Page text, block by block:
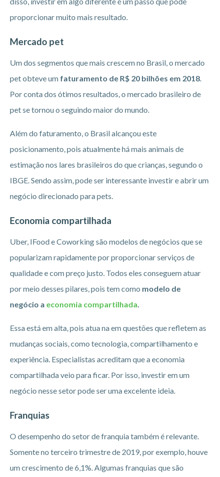
proporcionar muito mais resultado.
Mercado pet
Um dos segmentos que mais crescem no Brasil, o mercado
pet obteve um faturamento de R$ 20 bilhões em 2018.
Por conta dos ótimos resultados, o mercado brasileiro de
pet se tornou o seguindo maior do mundo.
Além do faturamento, o Brasil alcançou este
posicionamento, pois atualmente há mais animais de
estimação nos lares brasileiros do que crianças, segundo o
IBGE. Sendo assim, pode ser interessante investir e abrir um
negócio direcionado para pets.
Economia compartilhada
Uber, IFood e Coworking são modelos de negócios que se
popularizam rapidamente por proporcionar serviços de
qualidade e com preço justo. Todos eles conseguem atuar
por meio desses pilares, pois tem como modelo de
negócio a economia compartilhada.
Essa está em alta, pois atua na em questões que refletem as
mudanças sociais, como tecnologia, compartilhamento e
experiência. Especialistas acreditam que a economia
compartilhada veio para ficar. Por isso, investir em um
negócio nesse setor pode ser uma excelente ideia.
Franquias
O desempenho do setor de franquia também é relevante.
Somente no terceiro trimestre de 2019, por exemplo, houve
um crescimento de 6,1%. Algumas franquias que são